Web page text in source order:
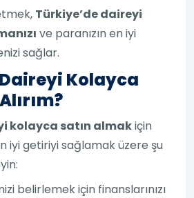
Türkiye’de daireyi
ve paranızın en iyi
sağlar.
Kolayca
kolayca satın almakiçin
iyi getiriyi sağlamak üzere şu
belirlemek için finanslarınızı